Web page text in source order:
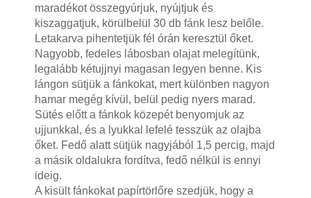
maradékot összegyúrjuk, nyújtjuk és
kiszaggatjuk, körülbelül 30 db fánk lesz belőle.
Letakarva pihentetjük fél órán keresztül őket.
Nagyobb, fedeles lábosban olajat melegítünk,
legalább kétujjnyi magasan legyen benne. Kis
lángon sütjük a fánkokat, mert különben nagyon
hamar megég kívül, belül pedig nyers marad.
Sütés előtt a fánkok közepét benyomjuk az
ujjunkkal, és a lyukkal lefelé tesszük az olajba
őket. Fedő alatt sütjük nagyjából 1,5 percig, majd
a másik oldalukra fordítva, fedő nélkül is ennyi
ideig.
A kisült fánkokat papírtörlőre szedjük, hogy a